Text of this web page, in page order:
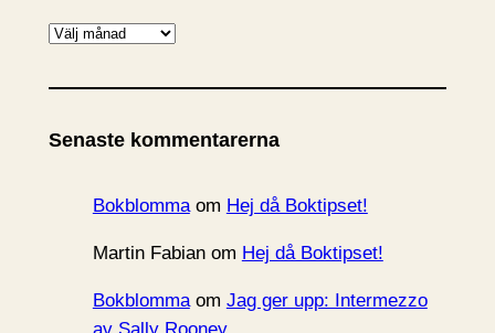
A
k
v
Senaste kommentarerna
Bokblommaom Hej då Boktipset!
Martin Fabianom Hej då Boktipset!
Bokblommaom Jag ger upp: Intermezzo